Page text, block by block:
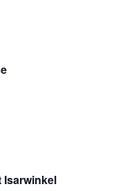
Isarwinkel